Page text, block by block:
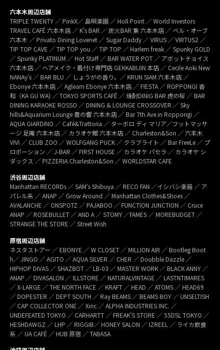
六本木周辺店舗
TRIPLE TWENTY ／ PinkX／ 島唄楽園 ／ Holl Point ／ World Investors
TRAVEL CAFÉ 六本木店 ／ K’s BAR ／ 炭火BAR 集 六本木店 ／ ベル・オーブ
六本木 ／ Privato Dining Lovenet ／ Sugar Daddy ／ VIRUS ／ VIRTUS2 ／
TIP TOP CAVE ／ TIP TOP you ／ TIP TOP ／ Harlem freak ／ Spunky GOLD
／ Spunky PLATINUM ／ Hot Staff ／ BAR WATER POT ／ アボットチョイス
六本木店 ／ ヘアメイク・着付け専門店 GEKKABIJIN 本店 ／ Cecile Aoki New
NANAy’s ／ BAR BLU ／ しょうがの香り。／ KRUN SIAM 六本木店 ／
Ebonye 六本木店 ／ Agleam Ebonye 六本木店 ／ FIESTA ／ ROPPONGI 香
和（KA GU WA) ／ TOKYO SPORTS CAFÉ ／ 焼酎DINIG BAR 虎の桜 ／ BAR
DINING KARAOKE ROSSO ／ DINING & LOUNGE CROSSOVER ／ Sky
hills&Aquarium Lounge 蒼の響 六本木店 ／ Bar 7th Ave.in Roppongi ／
AQUA GIARDINO ／ Café&Trattoria ／ ターボロ ディ マリア／フットマッサ
ージ 足庵 六本木店 ／ カラオケ館 六本木店 ／ Charleston&Son ／ 六本木
VIVI ／ CLUB ZOO ／ WOLFGANG PUCK ／ クラブライト ／ Bar FreeLe ／ プ
ロポーション ／ J-BAR ／ FIRST HOUSE ／ カラオケ パセラ ／ カラオケ シ
ダックス ／ PIZZERIA Charleston&Son ／ WORLDSTAR CAFE
渋谷周辺店舗
Manhattan RECORDs ／ SAM’s Shibuya ／ RECO FAN ／イシバシ楽器 ／ ア
パレル系 ／ ANAP ／ Grow Around ／ Manhattan Clothes&Shoes ／
AVALANCHE ／ ONSPOTZ ／ PAJABOO ／ FUNCTION JUNCTION ／ Cruce
ANAP ／ ROSEBULLET ／ AND A ／ STOMY ／FAMES ／ MOREBUDGET ／
STRANGE THE STORE ／ Street Wish
原宿周辺店舗
ネスタストアー ／ EBONYE ／ W CLOSET ／ MILLION AIR ／ Bootleg Boot
h／ JINGO ／ AGITO ／ AQUA SILVER ／ CHER ／ Doubble Dazzle ／
HIPHOP DIVAS ／ SHAZBOT ／ LB-03 ／ MASTER WORK ／ BLACK ANNY ／
ANAP ／ DIVASALON ／ ILLSTORE ／ NATURALVINTAGE ／ LASTNTIMARES
／ X-LARGE ／ THE NORTH FACE ／ KRAFT ／ HEAD ／ ATOMS ／ HEAD69
／ DOPESTER ／ DEPT SOUTH ／ Ray BEAMS ／ BEAMS BOY ／ UNSELTISH
／ CAP COLLECTOR ONE ／ Xinc ／ ALPHA INDUSTRIES INC. ／
UNDEFEATED TOKYO ／ CARHARTT ／ FREAK’S STORE ／ 55DSL TOKYO ／
HESHDAWGZ ／ LHP ／ RIGGIB／ HONEY SALON ／ IZREEL ／ ライカ飲食
系 ／ UA CAFÉ ／ HUB 原宿 ／ TABASA